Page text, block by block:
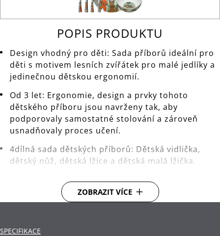
POPIS PRODUKTU
Design vhodný pro děti: Sada příborů ideální pro
děti s motivem lesních zvířátek pro malé jedlíky a
jedinečnou dětskou ergonomií.
Od 3 let: Ergonomie, design a prvky tohoto
dětského příboru jsou navrženy tak, aby
podporovaly samostatné stolování a zároveň
usnadňovaly proces učení.
4dílná sada dětských příborů: Dětská vidlička,
dětský nůž, dětská lžíce a dětská malá lžička.
Zabezpečený design: Sada byla navržena s
ohledem na bezstarostnost dětí — jemně
vroubkovaný nůž, okraje lžíce se zaoblenými
Vysoce kvalitní příbory: Vyrobeno z matariálu
ZOBRAZIT VÍCE
SPECIFIKACE